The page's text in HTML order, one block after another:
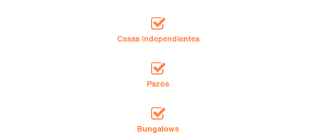
Casas independientes
Pazos
Bungalows